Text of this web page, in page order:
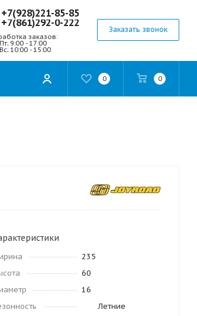
+7(928)221-85-85
+7(861)292-0-222
заказов:
9:00 - 17:00
10:00 - 15:00
Заказать звонок
0 0
235
60
16
Летние